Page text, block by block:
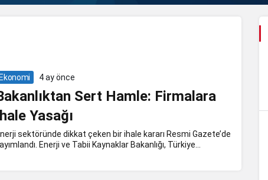
4 ay önce
Sert Hamle: Firmalara
Yasağı
sektöründe dikkat çeken bir ihale kararı Resmi Gazete’de
Enerji ve Tabii Kaynaklar Bakanlığı, Türkiye...